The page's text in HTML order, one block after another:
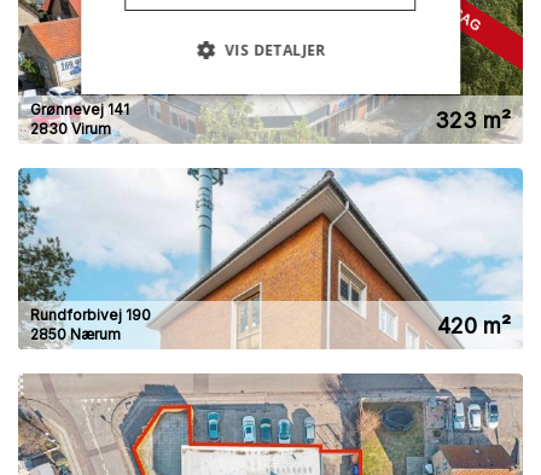
Grønnevej 141
2830 Virum
323 m²
Rundforbivej 190
2850 Nærum
420 m²
VIS DETALJER